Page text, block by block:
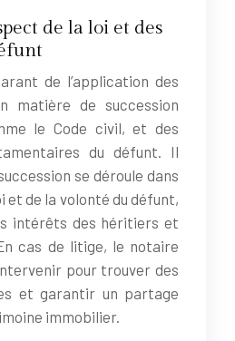
de la loi et des
de l’application des
matière de succession
le Code civil, et des
du défunt. Il
se déroule dans
et de la volonté du défunt,
intérêts des héritiers et
cas de litige, le notaire
pour trouver des
et garantir un partage
immobilier.